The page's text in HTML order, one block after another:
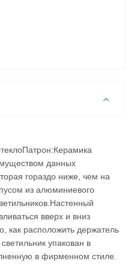
данных
гораздо ниже, чем на
из алюминиевого
вверх и вниз
как расположить держатель
упакован в
в фирменном стиле.